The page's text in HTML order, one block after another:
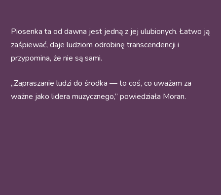
Piosenka ta od dawna jest jedną z jej ulubionych. Łatwo ją
zaśpiewać, daje ludziom odrobinę transcendencji i
przypomina, że nie są sami.
„Zapraszanie ludzi do środka — to coś, co uważam za
ważne jako lidera muzycznego,” powiedziała Moran.